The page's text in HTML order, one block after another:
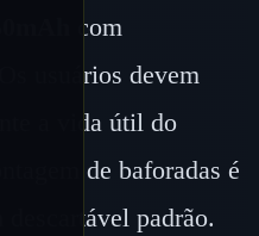
com
usuários devem
a vida útil do
de baforadas é
descartável padrão.